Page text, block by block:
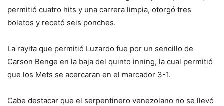
permitió cuatro hits y una carrera limpia, otorgó tres
boletos y recetó seis ponches.
La rayita que permitió Luzardo fue por un sencillo de
Carson Benge en la baja del quinto inning, la cual permitió
que los Mets se acercaran en el marcador 3-1.
Cabe destacar que el serpentinero venezolano no se llevó